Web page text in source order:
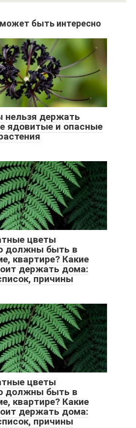
быть интересно
нельзя держать
ядовитые и опасные
цветы
должны быть в
квартире? Какие
держать дома:
причины
цветы
должны быть в
квартире? Какие
держать дома:
причины